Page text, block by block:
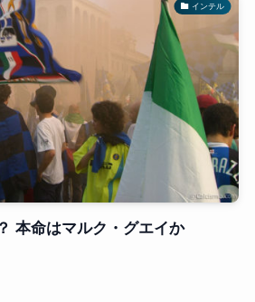
インテル
本命はマルク・グエイか